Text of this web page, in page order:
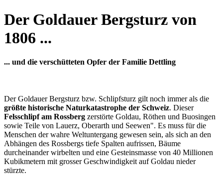
Der Goldauer Bergsturz von
1806 ...
... und die verschütteten Opfer der Familie Dettling
Der Goldauer Bergsturz bzw. Schlipfsturz gilt noch immer als die
größte historische Naturkatastrophe der Schweiz. Dieser
Felsschlipf am Rossberg zerstörte Goldau, Röthen und Buosingen
sowie Teile von Lauerz, Oberarth und Seewen". Es muss für die
Menschen der wahre Weltuntergang gewesen sein, als sich an den
Abhängen des Rossbergs tiefe Spalten aufrissen, Bäume
durcheinander wirbelten und eine Gesteinsmasse von 40 Millionen
Kubikmetern mit grosser Geschwindigkeit auf Goldau nieder
stürzte.